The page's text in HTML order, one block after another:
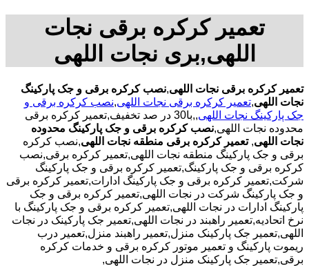
تعمیر کرکره برقی نجات
اللهی,بری نجات اللهی
تعمیر کرکره برقی نجات اللهی,نصب کرکره برقی و جک پارکینگ
نجات اللهی,تعمیر کرکره برقی نجات اللهی,نصب کرکره برقی و
جک پارکینگ نجات اللهی
,,با30 در صد تخفیف,تعمیر کرکره برقی
محدوده نجات اللهی,نصب کرکره برقی و جک پارکینگ محدوده
نجات اللهی, تعمیر کرکره برقی منطقه نجات اللهی,نصب کرکره
برقی و جک پارکینگ منطقه نجات اللهی,تعمیر کرکره برقی,نصب
کرکره برقی و جک پارکینگ,تعمیر کرکره برقی و جک پارکینگ
شرکت,تعمیر کرکره برقی و جک پارکینگ ادارات,تعمیر کرکره برقی
و جک پارکینگ شرکت در نجات اللهی,تعمیر کرکره برقی و جک
پارکینگ ادارات در نجات اللهی,تعمیر کرکره برقی و جک پارکینگ با
نرخ اتحادیه,تعمیر راهبند در نجات اللهی,تعمیر جک پارکینک در نجات
اللهی,تعمیر جک پارکینک منزل,تعمیر راهبند منزل,تعمیر درب
ریموت پارکینگ و تعمیر موتور کرکره برقی و خدمات کرکره
برقی,تعمیر جک پارکینک منزل در نجات اللهی,